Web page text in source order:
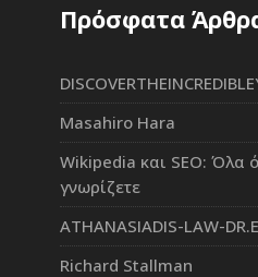
Πρόσφατα
Masahiro Hara
Wikipedia και SEO: Όλα
γνωρίζετε
ATHANASIADIS-LAW-
Richard Stallman